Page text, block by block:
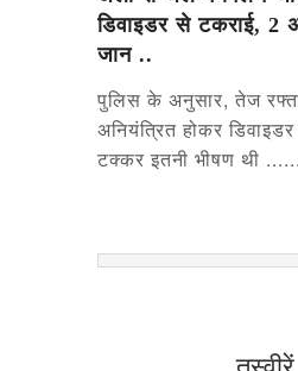
डिवाइडर से टकराई, 2
जान ..
पुलिस के अनुसार, तेज
अनियंत्रित होकर
टक्कर इतनी भीषण थी ......